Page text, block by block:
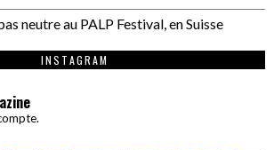
neutre au PALP Festival, en Suisse
INSTAGRAM